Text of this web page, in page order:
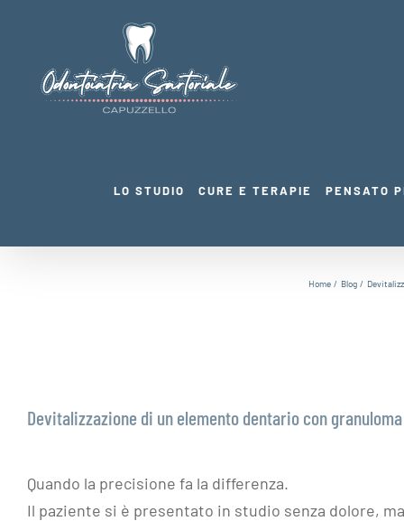
contenuto
LO STUDIO CURE E TERAPIE PENSATO
Home Blog
Devitalizzazione di un elemento dentario con granuloma
Quando la precisione fa la differenza.
Il paziente si è presentato in studio senza dolore,